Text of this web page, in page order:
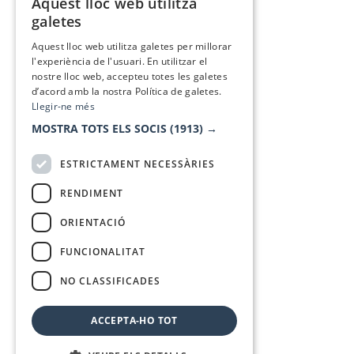
galetes
Aquest lloc web utilitza galetes per millorar
l'experiència de l'usuari. En utilitzar el
nostre lloc web, accepteu totes les galetes
d’acord amb la nostra Política de galetes.
Llegir-ne més
MOSTRA TOTS ELS SOCIS (1913) →
ESTRICTAMENT NECESSÀRIES
RENDIMENT
ORIENTACIÓ
FUNCIONALITAT
NO CLASSIFICADES
ACCEPTA-HO TOT